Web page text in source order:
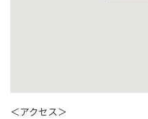
＜アクセス＞